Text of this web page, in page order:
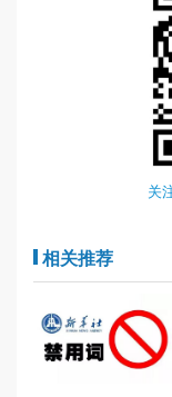
关
相关推荐